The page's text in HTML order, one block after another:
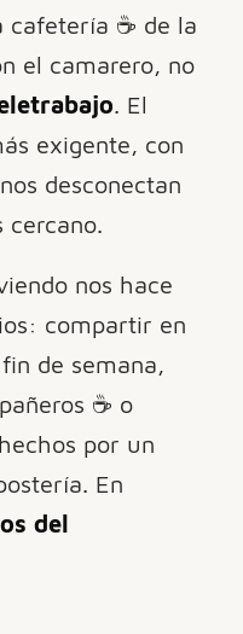
cafetería ☕️ de la
el camarero, no
. El
exigente, con
desconectan
cercano.
nos hace
compartir en
de semana,
☕️ o
por un
En
del